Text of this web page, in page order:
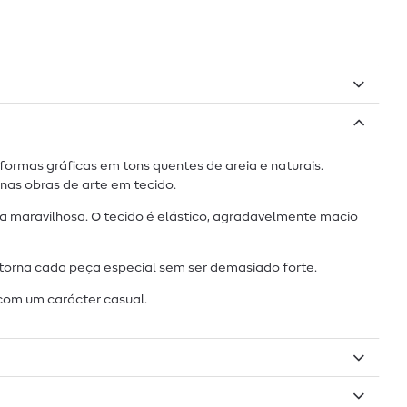
gráficas em tons quentes de areia e naturais.
obras de arte em tecido.
maravilhosa. O tecido é elástico, agradavelmente macio
cada peça especial sem ser demasiado forte.
um carácter casual.